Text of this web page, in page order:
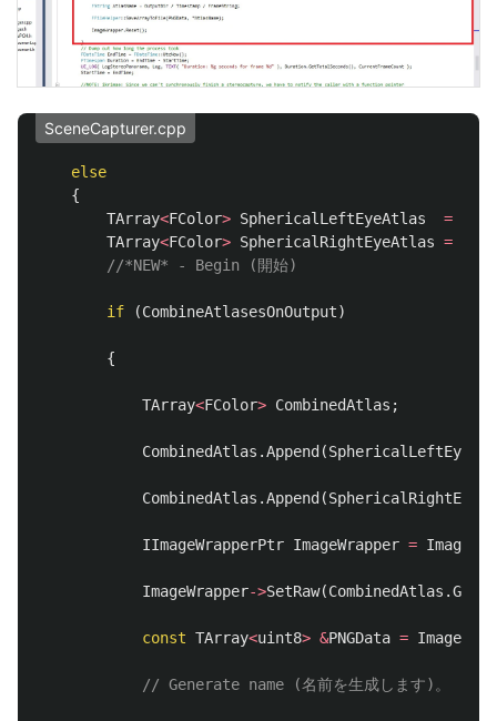
SceneCapturer.cpp
else
{
TArray<FColor> SphericalLeftEyeAtlas =
TArray<FColor> SphericalRightEyeAtlas =
//*NEW* - Begin (開始)
if (CombineAtlasesOnOutput)
{
TArray<FColor> CombinedAtlas ;
CombinedAtlas .Append (
CombinedAtlas .Append (
IImageWrapperPtr ImageWrapper =
ImageWrapper->SetRaw(CombinedAtlas .
const TArray<uint8> &PNGData =
// Generate name (名前を生成します)。